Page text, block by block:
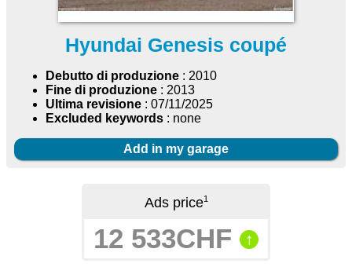
Hyundai Genesis coupé
Debutto di produzione : 2010
Fine di produzione : 2013
Ultima revisione : 07/11/2025
Excluded keywords : none
Add in my garage
Ads price1
12 533CHF ↑